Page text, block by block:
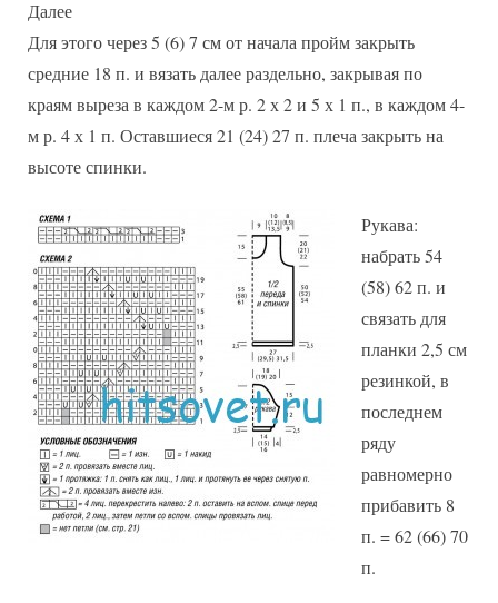
Далее
Для этого через 5 (6) 7 см от начала пройм закрыть
средние 18 п. и вязать далее раздельно, закрывая по
краям выреза в каждом 2-м р. 2 х 2 и 5 х 1 п., в каждом 4-
м р. 4 х 1 п. Оставшиеся 21 (24) 27 п. плеча закрыть на
высоте спинки.
Рукава:
набрать 54
(58) 62 п. и
связать для
планки 2,5 см
резинкой, в
последнем
ряду
равномерно
прибавить 8
п. = 62 (66) 70
п.